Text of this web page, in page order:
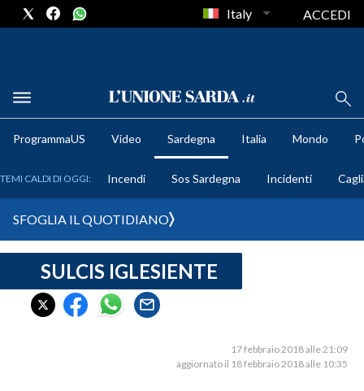
METEO
CRONACA SARDEGNA
CAGLIARI
Italy ACCEDI
ProgrammaUS Video Sardegna Italia Mondo
TEMI CALDI DI OGGI: Incendi Sos Sardegna Incidenti
SFOGLIA IL QUOTIDIANO
SULCIS IGLESIENTE
17 febbraio 2018 alle 21:09
aggiornato il 18 febbraio 2018 alle 10:35